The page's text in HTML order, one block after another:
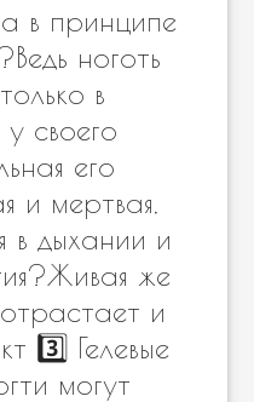
в принципе
ноготь
в
своего
его
и мертвая,
в дыхании и
же
и
3️⃣ Гелевые
могут